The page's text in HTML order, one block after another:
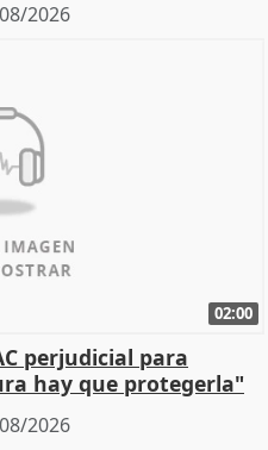
2026
02:00
perjudicial para
hay que protegerla"
2026